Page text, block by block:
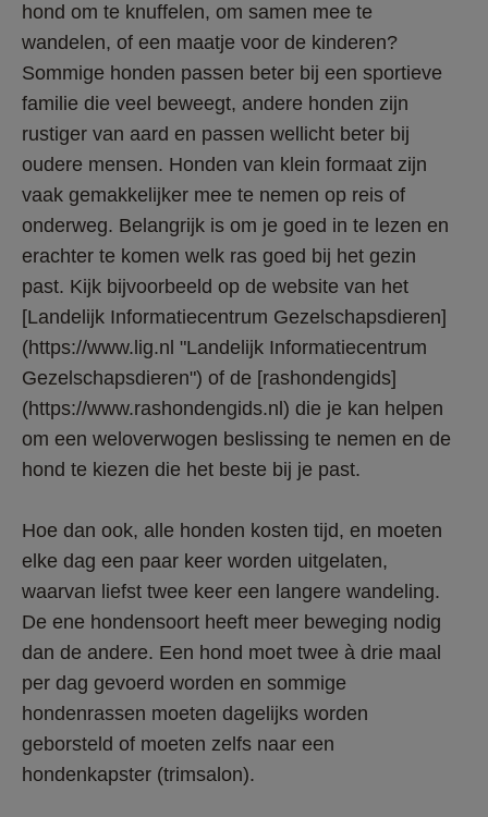
hond om te knuffelen, om samen mee te
wandelen, of een maatje voor de kinderen?
Sommige honden passen beter bij een sportieve
familie die veel beweegt, andere honden zijn
rustiger van aard en passen wellicht beter bij
oudere mensen. Honden van klein formaat zijn
vaak gemakkelijker mee te nemen op reis of
onderweg. Belangrijk is om je goed in te lezen en
erachter te komen welk ras goed bij het gezin
past. Kijk bijvoorbeeld op de website van het
[Landelijk Informatiecentrum Gezelschapsdieren]
(https://www.lig.nl "Landelijk Informatiecentrum
Gezelschapsdieren") of de [rashondengids]
(https://www.rashondengids.nl) die je kan helpen
om een weloverwogen beslissing te nemen en de
hond te kiezen die het beste bij je past.
Hoe dan ook, alle honden kosten tijd, en moeten
elke dag een paar keer worden uitgelaten,
waarvan liefst twee keer een langere wandeling.
De ene hondensoort heeft meer beweging nodig
dan de andere. Een hond moet twee à drie maal
per dag gevoerd worden en sommige
hondenrassen moeten dagelijks worden
geborsteld of moeten zelfs naar een
hondenkapster (trimsalon).